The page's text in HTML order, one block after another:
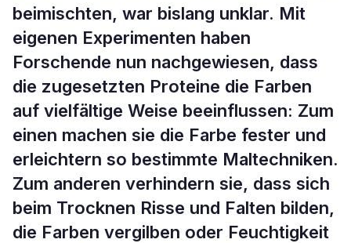
beimischten, war bislang unklar. Mit
eigenen Experimenten haben
Forschende nun nachgewiesen, dass
die zugesetzten Proteine die Farben
auf vielfältige Weise beeinflussen: Zum
einen machen sie die Farbe fester und
erleichtern so bestimmte Maltechniken.
Zum anderen verhindern sie, dass sich
beim Trocknen Risse und Falten bilden,
die Farben vergilben oder Feuchtigkeit